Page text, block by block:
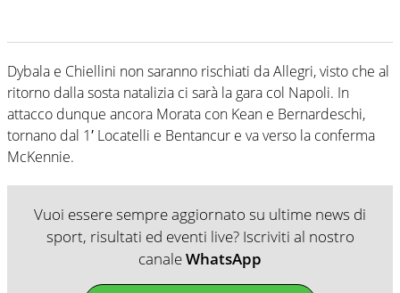
Dybala e Chiellini non saranno rischiati da Allegri, visto che al
ritorno dalla sosta natalizia ci sarà la gara col Napoli. In
attacco dunque ancora Morata con Kean e Bernardeschi,
tornano dal 1′ Locatelli e Bentancur e va verso la conferma
McKennie.
Vuoi essere sempre aggiornato su ultime news di
sport, risultati ed eventi live? Iscriviti al nostro
canaleWhatsApp